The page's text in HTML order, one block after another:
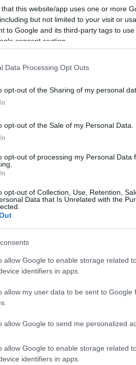
that this website/app uses one or more
but not limited to your visit or
to Google and its third-party tags to
consent section.
Data Processing Opt Outs
opt-out of the Sharing of my personal
opt-out of the Sale of my Personal Data.
opt-out of processing my Personal Data
opt-out of Collection, Use, Retention,
Data that Is Unrelated with the
allow Google to enable storage related
identifiers in apps.
allow my user data to be sent to Google
allow Google to send me personalized
allow Google to enable storage related
identifiers in apps.
egyetlen közös filmet sem
adnak sűrűn, főleg amióta
olvashattak. A
foglalkoznak és az elmútl
ismerik fel őket -
ikrek: 36
ismersz már!